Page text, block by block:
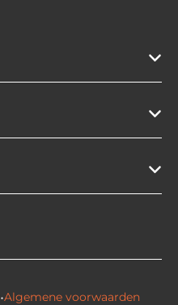
·Algemene voorwaarden